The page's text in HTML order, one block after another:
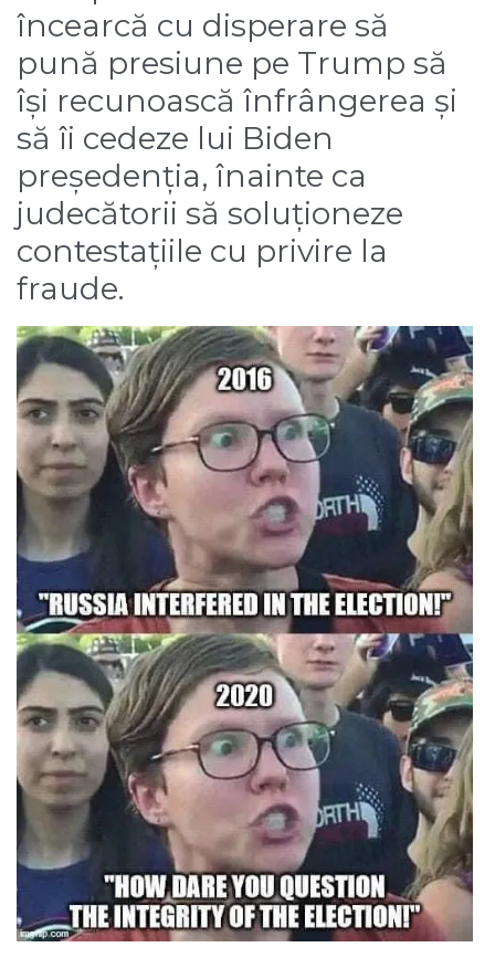
încearcă cu disperare să
pună presiune pe Trump să
își recunoască înfrângerea și
să îi cedeze lui Biden
președenția, înainte ca
judecătorii să soluționeze
contestațiile cu privire la
fraude.